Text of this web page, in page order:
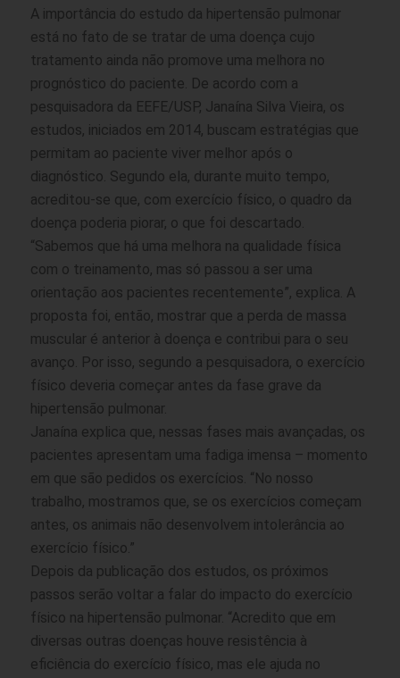
A importância do estudo da hipertensão pulmonar
está no fato de se tratar de uma doença cujo
tratamento ainda não promove uma melhora no
prognóstico do paciente. De acordo com a
pesquisadora da EEFE/USP, Janaína Silva Vieira, os
estudos, iniciados em 2014, buscam estratégias que
permitam ao paciente viver melhor após o
diagnóstico. Segundo ela, durante muito tempo,
acreditou-se que, com exercício físico, o quadro da
doença poderia piorar, o que foi descartado.
“Sabemos que há uma melhora na qualidade física
com o treinamento, mas só passou a ser uma
orientação aos pacientes recentemente”, explica. A
proposta foi, então, mostrar que a perda de massa
muscular é anterior à doença e contribui para o seu
avanço. Por isso, segundo a pesquisadora, o exercício
físico deveria começar antes da fase grave da
hipertensão pulmonar.
Janaína explica que, nessas fases mais avançadas, os
pacientes apresentam uma fadiga imensa – momento
em que são pedidos os exercícios. “No nosso
trabalho, mostramos que, se os exercícios começam
antes, os animais não desenvolvem intolerância ao
exercício físico.”
Depois da publicação dos estudos, os próximos
passos serão voltar a falar do impacto do exercício
físico na hipertensão pulmonar. “Acredito que em
diversas outras doenças houve resistência à
eficiência do exercício físico, mas ele ajuda no